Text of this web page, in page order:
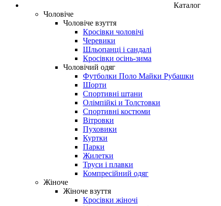
Каталог
Чоловіче
Чоловіче взуття
Кросівки чоловічі
Черевики
Шльопанці і сандалі
Кросівки осінь-зима
Чоловічий одяг
Футболки Поло Майки Рубашки
Шорти
Спортивні штани
Олімпійкі и Толстовки
Спортивні костюми
Вітровки
Пуховики
Куртки
Парки
Жилетки
Труси і плавки
Компресійний одяг
Жіноче
Жіноче взуття
Кросівки жіночі